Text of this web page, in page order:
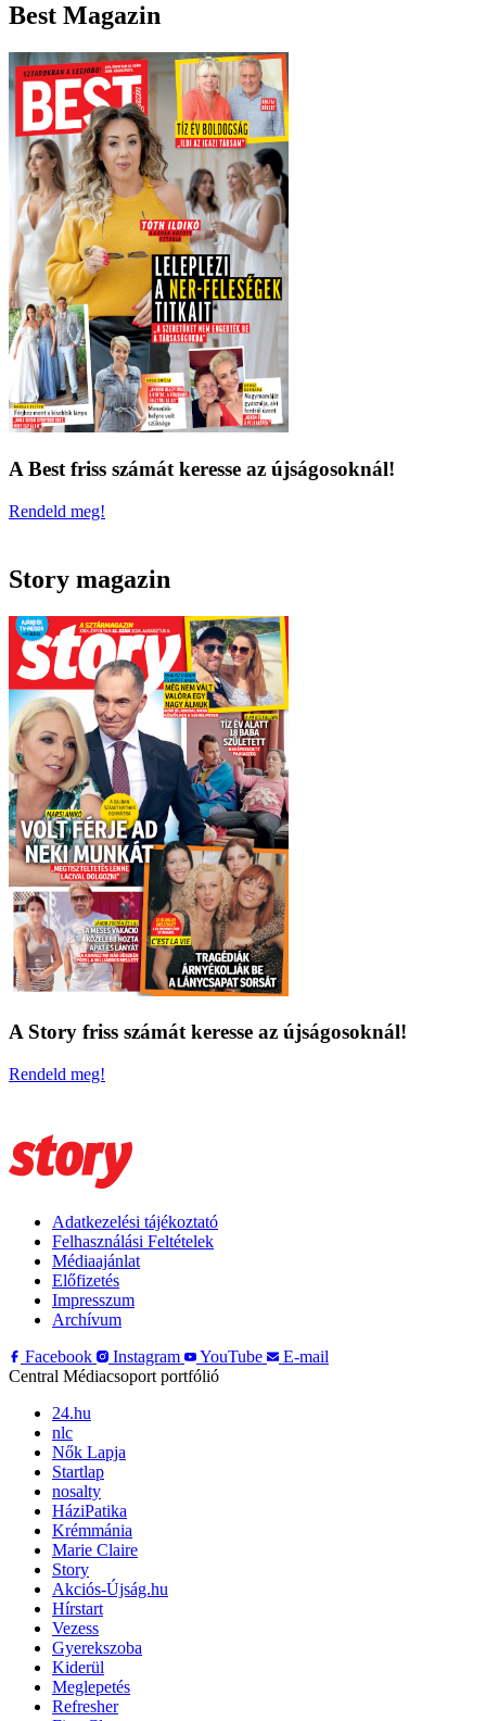
Best Magazin
A Best friss számát keresse az újságosoknál!
Rendeld meg!
Story magazin
A Story friss számát keresse az újságosoknál!
Rendeld meg!
Adatkezelési tájékoztató
Felhasználási Feltételek
Médiaajánlat
Előfizetés
Impresszum
Archívum
Facebook
Instagram YouTube
E-mail
Central Médiacsoport portfólió
24.hu
nlc
Nők Lapja
Startlap
nosalty
HáziPatika
Krémmánia
Marie Claire
Story
Akciós-Újság.hu
Hírstart
Vezess
Gyerekszoba
Kiderül
Meglepetés
Refresher